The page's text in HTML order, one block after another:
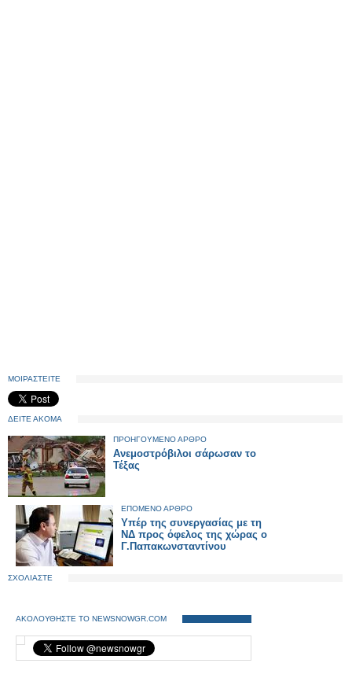
ΜΟΙΡΑΣΤΕΙΤΕ
ΔΕΙΤΕ ΑΚΟΜΑ
ΠΡΟΗΓΟΥΜΕΝΟ ΑΡΘΡΟ
Ανεμοστρόβιλοι σάρωσαν το
Τέξας
ΕΠΟΜΕΝΟ ΑΡΘΡΟ
Υπέρ της συνεργασίας με τη
ΝΔ προς όφελος της χώρας ο
Γ.Παπακωνσταντίνου
ΣΧΟΛΙΑΣΤΕ
ΑΚΟΛΟΥΘΗΣΤΕ ΤΟ NEWSNOWGR.COM